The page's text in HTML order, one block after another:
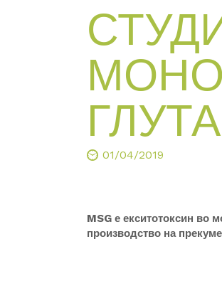
01/04/2019
MSG е екситотоксин во
производство на